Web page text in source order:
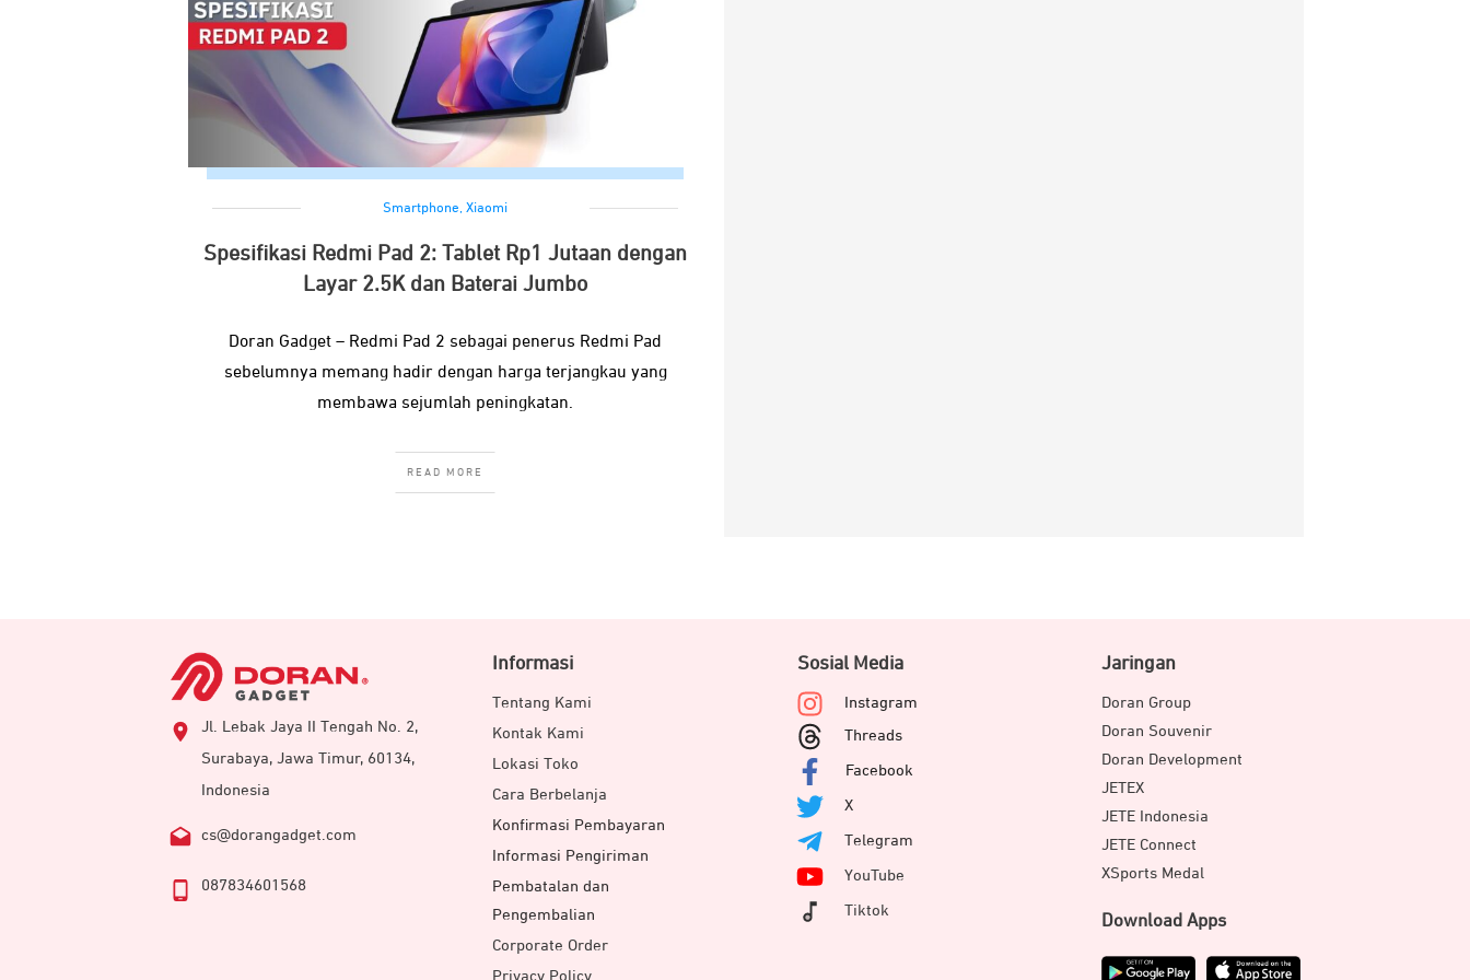
Smartphone, Xiaomi
Spesifikasi Redmi Pad 2: Tablet Rp1 Jutaan dengan
Layar 2.5K dan Baterai Jumbo
Doran Gadget – Redmi Pad 2 sebagai penerus Redmi Pad
sebelumnya memang hadir dengan harga terjangkau yang
membawa sejumlah peningkatan.
READ MORE
Jl. Lebak Jaya II Tengah No. 2,
Surabaya, Jawa Timur, 60134,
Indonesia
cs@dorangadget.com
087834601568
Informasi
Tentang Kami
Kontak Kami
Lokasi Toko
Cara Berbelanja
Konfirmasi Pembayaran
Informasi Pengiriman
Pembatalan dan
Pengembalian
Corporate Order
Privacy Policy
Sosial Media
Instagram
Threads
Facebook
X
Telegram
YouTube
Tiktok
Jaringan
Doran Group
Doran Souvenir
Doran Development
JETEX
JETE Indonesia
JETE Connect
XSports Medal
Download Apps